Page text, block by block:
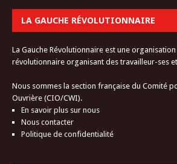
LA GAUCHE RÉVOLUTIONNAIRE
La Gauche Révolutionnaire est une
révolutionnaire organisant des travailleur-ses
Nous sommes la section française du Comité
Ouvrière (CIO/CWI).
En savoir plus sur nous
Nous contacter
Politique de confidentialité